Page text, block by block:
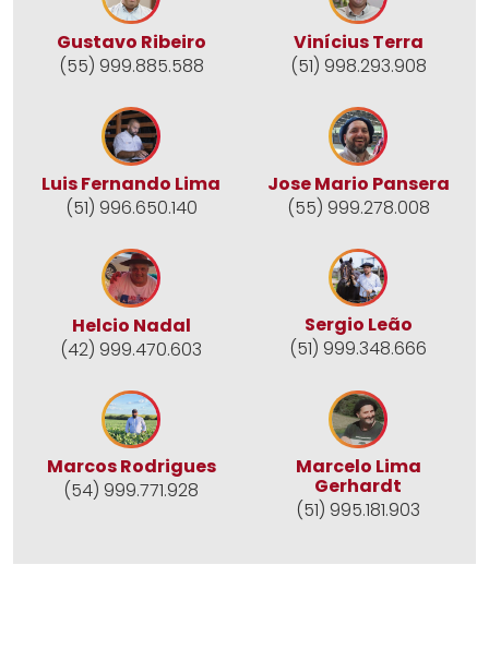
Gustavo Ribeiro
(55) 999.885.588
Vinícius Terra
(51) 998.293.908
Luis Fernando Lima
(51) 996.650.140
Jose Mario Pansera
(55) 999.278.008
Helcio Nadal
(42) 999.470.603
Sergio Leão
(51) 999.348.666
Marcos Rodrigues
(54) 999.771.928
Marcelo Lima
Gerhardt
(51) 995.181.903